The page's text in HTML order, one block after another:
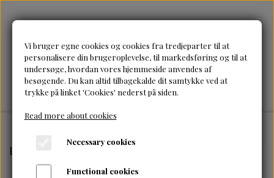
Frontpage Tilbehør & accessories
Vi bruger egne cookies og cookies fra tredjeparter til at
personalisere din brugeroplevelse, til markedsføring og til at
undersøge, hvordan vores hjemmeside anvendes af
besøgende. Du kan altid tilbagekalde dit samtykke ved at
trykke på linket 'Cookies' nederst på siden.
Read more about cookies
Necessary cookies
Functional cookies